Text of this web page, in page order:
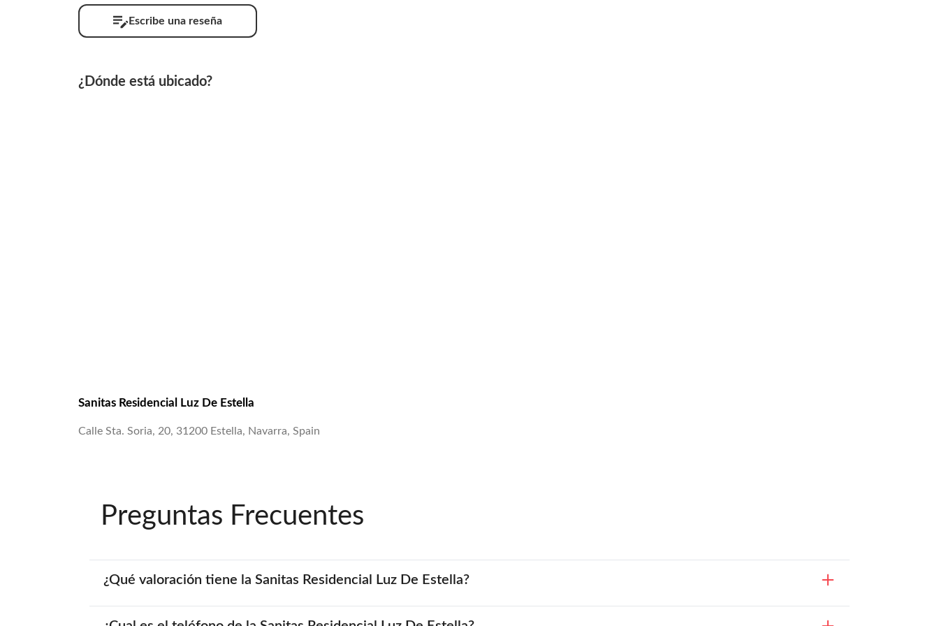
Escribe una reseña
¿Dónde está ubicado?
Sanitas Residencial Luz De Estella
Calle Sta. Soria, 20, 31200 Estella, Navarra, Spain
Preguntas Frecuentes
¿Qué valoración tiene la Sanitas Residencial Luz De Estella?